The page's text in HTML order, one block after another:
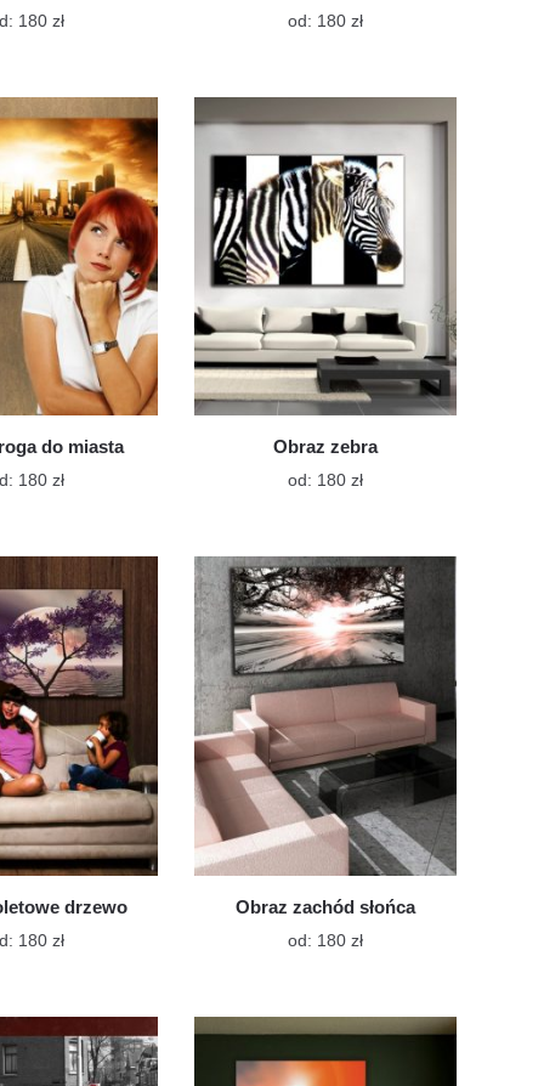
180 złTen
wiele
wariantów.
Opcje
można
wybrać
na
stronie
produktu
od: 180 złTen
wiele
wariantów.
Opcje
można
wybrać
na
stronie
produktu
do miasta
180 złTen
wiele
wariantów.
Opcje
można
wybrać
na
stronie
produktu
Obraz zebra
od: 180 złTen
wiele
wariantów.
Opcje
można
wybrać
na
stronie
produktu
drzewo
180 złTen
wiele
wariantów.
Opcje
Obraz zachód słońca
od: 180 złTen
wiele